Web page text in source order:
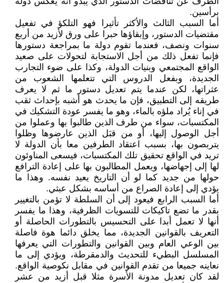
برأسين.
أما السبب الثالث والأكثر تأثيرا فهو التلكؤ في تفعيل
مقتضيات الدستور، وإبقاؤها حبرا على ورق لأزيد من أربع
سنوات ونصف، فعندما تقوم دولة ما بمراجعة دستورها
فإنما تفعل ذلك من أجل الاستجابة لتحولات على صعيد
الواقع المجتمعي وبنيات الدولة، وكذا على ضوء التجارب
الجديدة، وبفعل الدروس التي تتعلمها الشعوب من
عثراتها، لكن عندما يتم تعديل دستور ما ثم لا يعرف
طريقه إلى التطبيق، فإن ما يحدث هو أشبه بإحداث ثقب
في إناء يُراد ملؤه بالماء، وهو ما يفسر عودة التشكيك في
المكتسبات، سواء من طرف الذين طالبوا بها وعملوا من
أجل الوصول إليها، أو من قبَل الذين عارضوها وظلوا
يتربصون بها، بسبب اعتقاد الطرفين معا بأن الدولة لا
تريد في الواقع تحقيق تلك المكتسبات، فيسعى المناوئون
لها إلى إجهاضها، ويعمل المطالبون بها على إعادة الترافع
حولها من جديد كما لو أن التاريخ يعيد نفسه. وهذا ما
يؤدي إلى إعادة الصراع من أساسه بشكل عبثي.
أما السبب الرابع فيعود إلى أن السلطة لا تؤمن بالتغيير
بقدر ما تضع تاكيكات للتسويات الظرفية، وهذا ما يفسر
أنها لا تعمل أبدا على التحسيس بالتطورات الحاصلة أو
التعريف بالقوانين الجديدة، مما يخلق دائما هوة فاصلة
بين الوعي العام وبين القوانين والتطورات التي يعرفها
المسلسل البطيء للتحديث والدمقرطة، ويؤدي إلى ما
نعاينه جميعا من تقدم القوانين في مقابل نكوصية الواقع.
لقد كان تعديل مدونة الأسرة مثلا قبل أزيد من عشر